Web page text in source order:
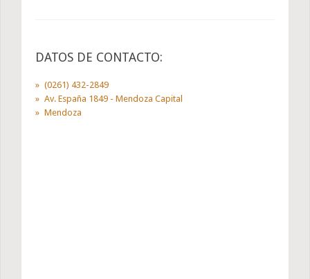
DATOS DE CONTACTO:
(0261) 432-2849
Av. España 1849 - Mendoza Capital
Mendoza